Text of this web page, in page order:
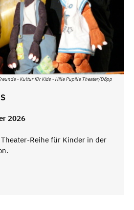
- Kultur für Kids - Hille Pupille Theater/Döpp
2026
Reihe für Kinder in der